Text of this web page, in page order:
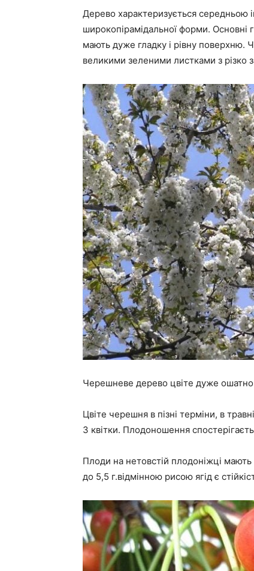
Дерево характеризується середньою
широкопірамідальної форми. Основні
мають дуже гладку і рівну поверхню.
великими зеленими листками з різко
Черешневе дерево цвіте дуже ошатно
Цвіте черешня в пізні терміни, в
3 квітки. Плодоношення
Плоди на нетовстій плодоніжці
до 5,5 г.відмінною рисою ягід є